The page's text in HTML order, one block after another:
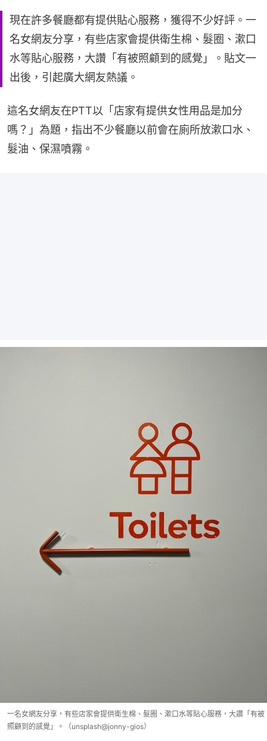
現在許多餐廳都有提供貼心服務，獲得不少好評。一
名女網友分享，有些店家會提供衛生棉、髮圈、漱口
水等貼心服務，大讚「有被照顧到的感覺」。貼文一
出後，引起廣大網友熱議。
這名女網友在PTT以「店家有提供女性用品是加分
嗎？」為題，指出不少餐廳以前會在廁所放漱口水、
髮油、保濕噴霧。
一名女網友分享，有些店家會提供衛生棉、髮圈、漱口水等貼心服務，大讚「有被
照顧到的感覺」。（unsplash@jonny-gios）